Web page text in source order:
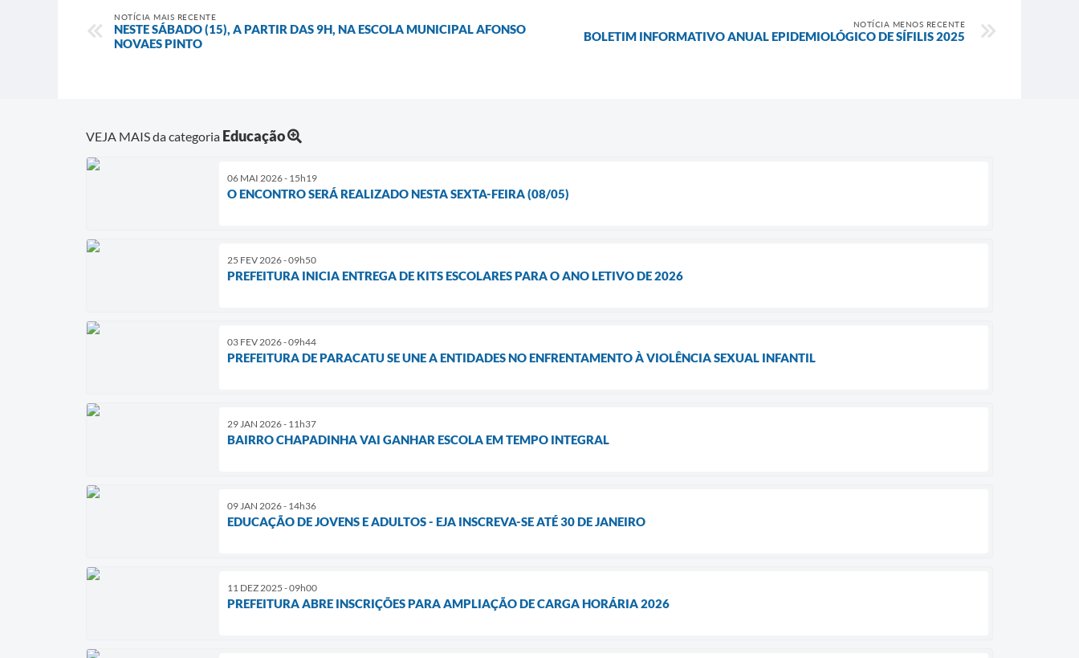
NOTÍCIA MAIS RECENTE
NESTE SÁBADO (15), A PARTIR DAS 9H, NA ESCOLA MUNICIPAL AFONSO
NOVAES PINTO
NOTÍCIA MENOS RECENTE
BOLETIM INFORMATIVO ANUAL EPIDEMIOLÓGICO DE SÍFILIS 2025
VEJA MAIS da categoria Educação
06 MAI 2026 - 15h19
O ENCONTRO SERÁ REALIZADO NESTA SEXTA-FEIRA (08/05)
25 FEV 2026 - 09h50
PREFEITURA INICIA ENTREGA DE KITS ESCOLARES PARA O ANO LETIVO DE 2026
03 FEV 2026 - 09h44
PREFEITURA DE PARACATU SE UNE A ENTIDADES NO ENFRENTAMENTO À VIOLÊNCIA SEXUAL INFANTIL
29 JAN 2026 - 11h37
BAIRRO CHAPADINHA VAI GANHAR ESCOLA EM TEMPO INTEGRAL
09 JAN 2026 - 14h36
EDUCAÇÃO DE JOVENS E ADULTOS - EJA INSCREVA-SE ATÉ 30 DE JANEIRO
11 DEZ 2025 - 09h00
PREFEITURA ABRE INSCRIÇÕES PARA AMPLIAÇÃO DE CARGA HORÁRIA 2026